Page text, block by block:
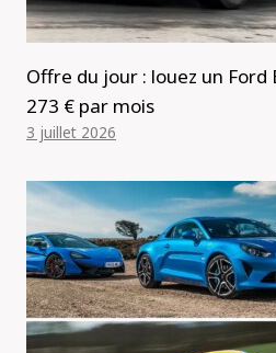
Offre du jour : louez un
273 € par mois
3 juillet 2026